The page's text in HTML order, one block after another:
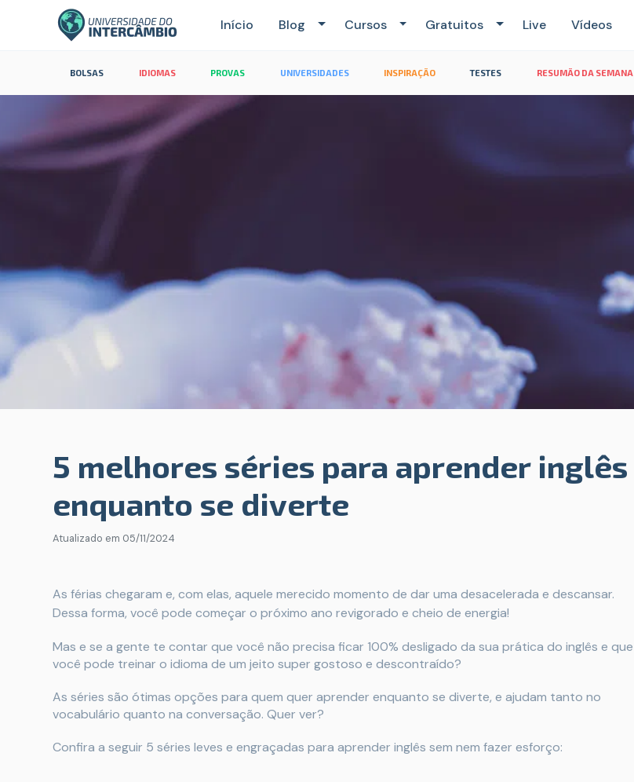
Início Blog Cursos Gratuitos Live Vídeos
BOLSAS IDIOMAS PROVAS UNIVERSIDADES INSPIRAÇÃO TESTES RESUMÃO DA SEMANA
5 melhores séries para aprender inglês
enquanto se diverte
Atualizado em 05/11/2024
As férias chegaram e, com elas, aquele merecido momento de dar uma desacelerada e descansar.
Dessa forma, você pode começar o próximo ano revigorado e cheio de energia!
Mas e se a gente te contar que você não precisa ficar 100% desligado da sua prática do inglês e que
você pode treinar o idioma de um jeito super gostoso e descontraído?
As séries são ótimas opções para quem quer aprender enquanto se diverte, e ajudam tanto no
vocabulário quanto na conversação. Quer ver?
Confira a seguir 5 séries leves e engraçadas para aprender inglês sem nem fazer esforço: